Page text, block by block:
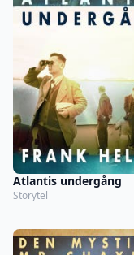
Atlantis undergång
Storytel